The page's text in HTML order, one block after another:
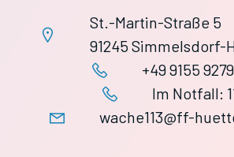
St.-Martin-Straße 5
91245 Simmelsdorf-
+49 9155
Im Notfall:
wache113@ff-